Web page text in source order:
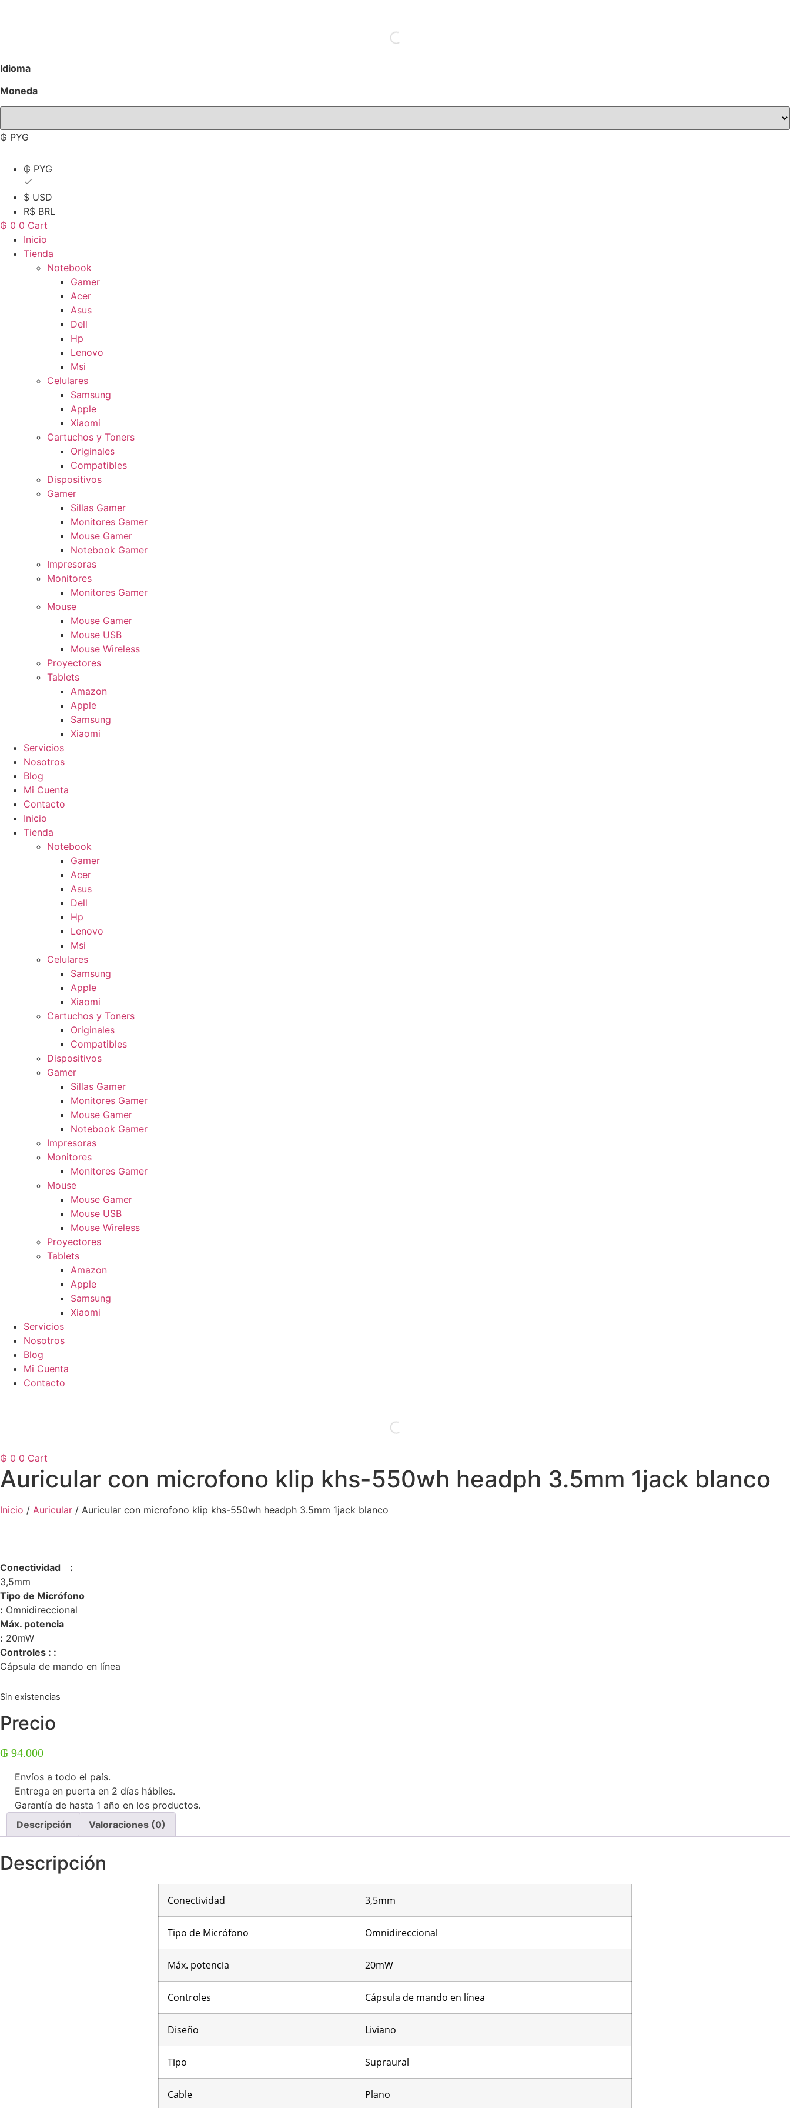
Idioma
Moneda
₲ PYG
₲ PYG
$ USD
R$ BRL
₲ 0 0 Cart
Inicio
Tienda
Notebook
Gamer
Acer
Asus
Dell
Hp
Lenovo
Msi
Celulares
Samsung
Apple
Xiaomi
Cartuchos y Toners
Originales
Compatibles
Dispositivos
Gamer
Sillas Gamer
Monitores Gamer
Mouse Gamer
Notebook Gamer
Impresoras
Monitores
Monitores Gamer
Mouse
Mouse Gamer
Mouse USB
Mouse Wireless
Proyectores
Tablets
Amazon
Apple
Samsung
Xiaomi
Servicios
Nosotros
Blog
Mi Cuenta
Contacto
Inicio
Tienda
Notebook
Gamer
Acer
Asus
Dell
Hp
Lenovo
Msi
Celulares
Samsung
Apple
Xiaomi
Cartuchos y Toners
Originales
Compatibles
Dispositivos
Gamer
Sillas Gamer
Monitores Gamer
Mouse Gamer
Notebook Gamer
Impresoras
Monitores
Monitores Gamer
Mouse
Mouse Gamer
Mouse USB
Mouse Wireless
Proyectores
Tablets
Amazon
Apple
Samsung
Xiaomi
Servicios
Nosotros
Blog
Mi Cuenta
Contacto
₲ 0 0 Cart
Auricular con microfono klip khs-550wh headph 3.5mm 1jack blanco
Inicio / Auricular / Auricular con microfono klip khs-550wh headph 3.5mm 1jack blanco
Conectividad :
3,5mm
Tipo de Micrófono
: Omnidireccional
Máx. potencia
: 20mW
Controles : :
Cápsula de mando en línea
Sin existencias
Precio
₲ 94.000
Envíos a todo el país.
Entrega en puerta en 2 días hábiles.
Garantía de hasta 1 año en los productos.
Descripción
Valoraciones (0)
Descripción
Conectividad 3,5mm
Tipo de Micrófono Omnidireccional
Máx. potencia 20mW
Controles Cápsula de mando en línea
Diseño Liviano
Tipo Supraural
Cable Plano